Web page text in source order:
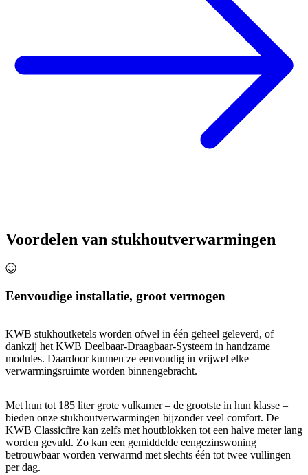
Voordelen van stukhoutverwarmingen
Eenvoudige installatie, groot vermogen
KWB stukhoutketels worden ofwel in één geheel geleverd, of
dankzij het KWB Deelbaar-Draagbaar-Systeem in handzame
modules. Daardoor kunnen ze eenvoudig in vrijwel elke
verwarmingsruimte worden binnengebracht.
Met hun tot 185 liter grote vulkamer – de grootste in hun klasse –
bieden onze stukhoutverwarmingen bijzonder veel comfort. De
KWB Classicfire kan zelfs met houtblokken tot een halve meter lang
worden gevuld. Zo kan een gemiddelde eengezinswoning
betrouwbaar worden verwarmd met slechts één tot twee vullingen
per dag.